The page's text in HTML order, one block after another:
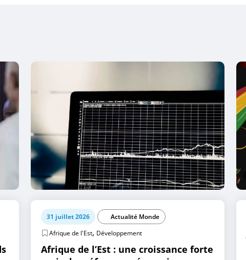
31 juillet 2026
Actualité Monde
Afrique de l'Est, Développement
Afrique de l’Est : une croissance forte